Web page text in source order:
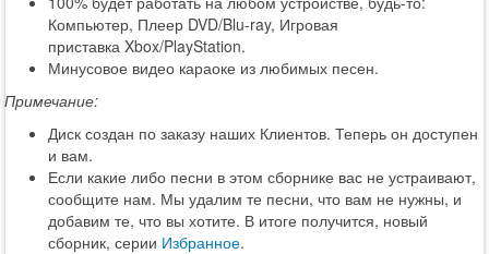
Компьютер, Плеер DVD/Blu-ray, Игровая
приставка Xbox/PlayStation.
Минусовое видео караоке из любимых песен.
Примечание:
Диск создан по заказу наших Клиентов. Теперь он доступен
и вам.
Если какие либо песни в этом сборнике вас не устраивают,
сообщите нам. Мы удалим те песни, что вам не нужны, и
добавим те, что вы хотите. В итоге получится, новый
сборник, серии Избранное.